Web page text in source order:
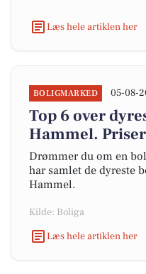
Læs hele artiklen her
BOLIGMARKED 05-08-
Top 6 over
Hammel.
Drømmer du om en
har samlet de dyreste
Hammel.
Kilde: Boliga
Læs hele artiklen her